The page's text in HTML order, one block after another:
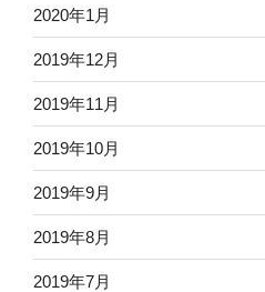
2020年1月
2019年12月
2019年11月
2019年10月
2019年9月
2019年8月
2019年7月